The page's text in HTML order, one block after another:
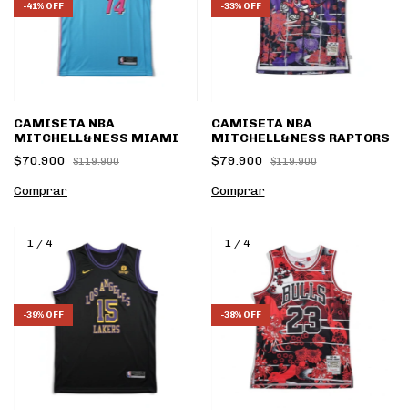
-41% OFF
CAMISETA NBA
MITCHELL&NESS MIAMI
$70.900
$119.900
Comprar
-33% OFF
CAMISETA NBA
MITCHELL&NESS RAPTORS
$79.900
$119.900
Comprar
1 / 4
-39% OFF
1/ 4
-38% OFF